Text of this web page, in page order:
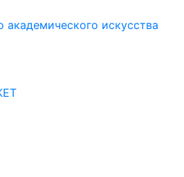
искусства